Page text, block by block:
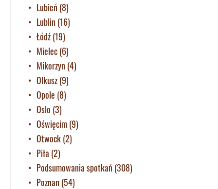
Lubień (8)
Lublin (16)
Łódź(19)
Mielec(6)
Mikorzyn (4)
Olkusz(9)
Opole (8)
Oslo (3)
Oświęcim(9)
Otwock(2)
Piła (2)
Podsumowania spotkań (308)
Poznan (54)